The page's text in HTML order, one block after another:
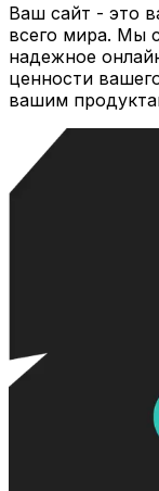
Ваш сайт - это
всего мира. Мы
надежное
ценности
вашим